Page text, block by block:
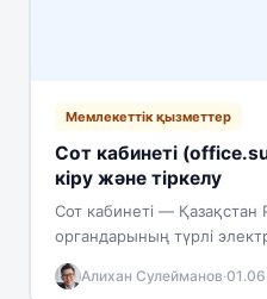
Мемлекеттік қызметтер
Сот кабинеті
кіру және тіркелу
Сот кабинеті — Қазақстан
органдарының түрлі
жеткізуді қамтамасыз
платформа. Жүйенің иесі —
Алихан Сулейманов·